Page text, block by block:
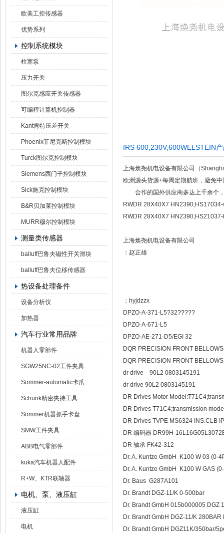
欧美工控传感器
优势系列
控制系统模块
柱塞泵
压力开关
图尔克感应开关传感器
可编程计算机控制器
Kant肯特压差开关
Phoenix菲尼克斯控制模块
Turck图尔克控制模块
Siemens西门子控制模块
Sick施克控制模块
B&R贝加莱控制模块
MURR穆尔控制模块
测量类传感器
balluff巴鲁夫磁性开关滑块
balluff巴鲁夫位移传感器
热设备处理备件
设备分析仪
加热器
汽车行业常用品牌
机器人零部件
SGW25NC-02工件夹具
Sommer-automatic卡爪
Schunk精密夹持工具
Sommer机器抓手卡盘
SMW工件夹具
ABB电气零部件
kuka汽车机器人配件
R+W、KTR联轴器
电机、泵、液压缸
液压缸
电机
IRS 600,230V,600WELSTEIN
上海焕尧机电设备有限公司（
欧洲源头货源+每周定期航班，避免
合作的国外供应商多达上千余个，
RWDR 28X40X7
RWDR 28X40X7
上海焕尧机电设备有限公司
：赵正雄
：hyjdzzx
DPZO-A-371-L5?32?????
DPZO-A-671-L5
DPZO-AE-271-D5/EGI 32
DQR PRECISION FRONT
DQR PRECISION FRONT
dr drive 90L2 0803145191
dr drive 90L2 0803145191
DR Drives Motor
DR Drives T71C4;transmission
DR Drives TVPE MS6324 INS.CLB
DR 编码器 DR99H-
DR 轴承 FK42-312
Dr. A. Kuntze GmbH K100 W 03 (0-
Dr. A. Kuntze GmbH K100 W GAS
Dr. Baus G287A101
Dr. Brandt DGZ-11/K 0-500bar
Dr. Brandt GmbH 015b000005 DGZ
Dr. Brandt GmbH DGZ-11/K
Dr. Brandt GmbH DGZ11K/350bar/